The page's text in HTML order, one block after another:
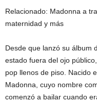
Relacionado: Madonna a
maternidad y más
Desde que lanzó su álbum
estado fuera del ojo
pop llenos de piso. Nacido
Madonna, cuyo nombre
comenzó a bailar cuando